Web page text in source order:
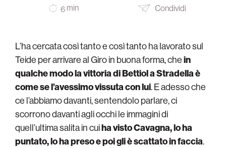
6 min Condividi
L’ha cercata così tanto e così tanto ha lavorato sul
Teide per arrivare al Giro in buona forma, chein
qualche modo la vittoria di Bettiol a Stradella è
come se l’avessimo vissuta con lui. E adesso che
ce l’abbiamo davanti, sentendolo parlare, ci
scorrono davanti agli occhi le immagini di
quell’ultima salita in cuiha visto Cavagna, lo ha
puntato, lo ha preso e poi gli è scattato in faccia.